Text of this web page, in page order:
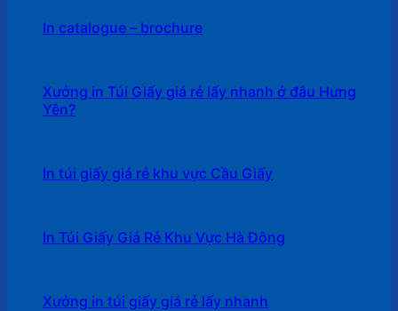
In catalogue – brochure
Xưởng in Túi Giấy giá rẻ lấy nhanh ở đâu Hưng
Yên?
In túi giấy giá rẻ khu vực Cầu Giấy
In Túi Giấy Giá Rẻ Khu Vực Hà Đông
Xưởng in túi giấy giá rẻ lấy nhanh